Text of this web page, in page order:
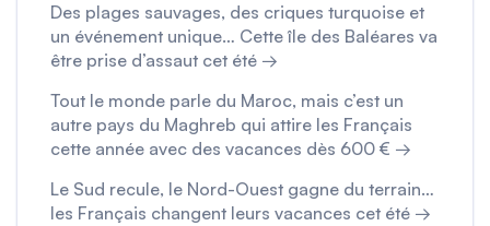
Des plages sauvages, des criques turquoise et
un événement unique… Cette île des Baléares va
être prise d’assaut cet été →
Tout le monde parle du Maroc, mais c’est un
autre pays du Maghreb qui attire les Français
cette année avec des vacances dès 600 € →
Le Sud recule, le Nord-Ouest gagne du terrain…
les Français changent leurs vacances cet été →